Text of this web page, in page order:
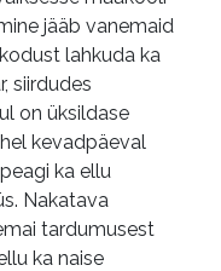
jääb vanemaid
lahkuda ka
siirdudes
on üksildase
kevadpäeval
ka ellu
Nakatava
tardumusest
ka naise